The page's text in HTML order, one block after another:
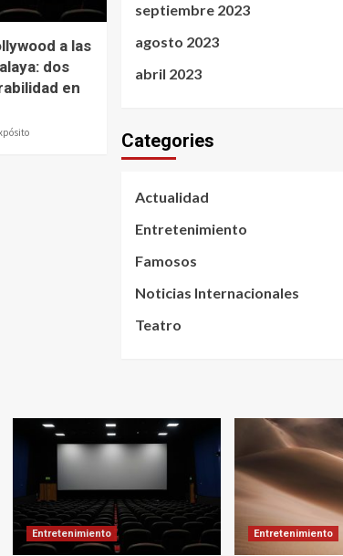
a las
dos
en
septiembre 2023
agosto 2023
abril 2023
Categories
Actualidad
Entretenimiento
Famosos
Noticias Internacionales
Teatro
Entretenimiento Entretenimiento